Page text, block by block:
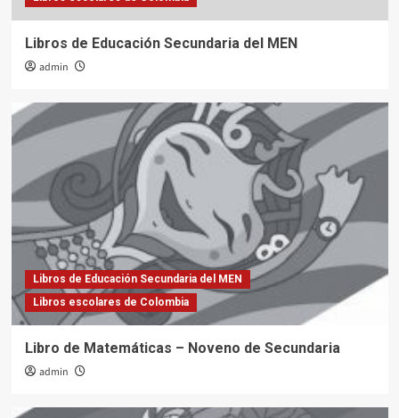
Libros de Educación Secundaria del MEN
admin
Libros de Educación Secundaria del MEN
Libros escolares de Colombia
Libro de Matemáticas – Noveno de Secundaria
admin